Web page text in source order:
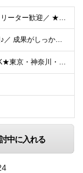
＼20代活躍中！第二新卒・フリーター歓迎／ ★未経験歓迎！学歴・転職回数不問★ ◎Instagram／TikTok／X／YouTubeなど、 SNSを見るのが好きな方大歓迎です♪ ＼100％ポテン
＼インセンティブ最大年12回♪／ 成果がしっかり収入に反映される給与制度です！ 月給30万円＋インセンティブ（最大年12回） ★スキル、適性に応じて優遇 【試用期間について】 ・期間：1年 ・給与
【全国募集／フルリモートOK★東京・神奈川・埼玉・大阪・福岡で積極採用中】 在宅勤務、または関東（東京・神奈川・埼玉など）または関西（大阪府など）、九州（福岡）のプロジェクト先 ★フルリモート可（通
中に入れる